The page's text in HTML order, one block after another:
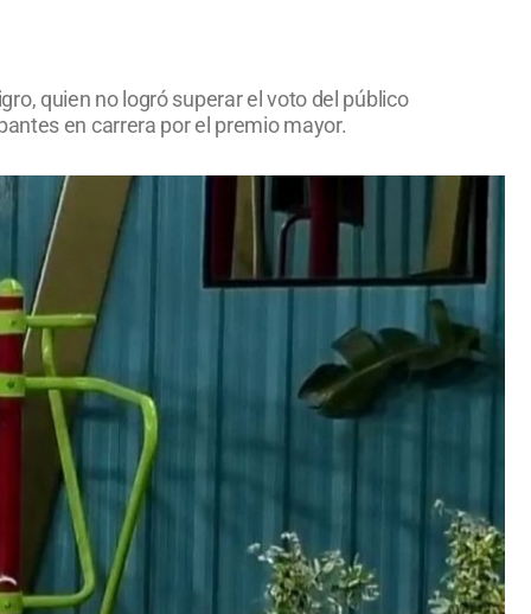
quien no logró superar el voto del público
en carrera por el premio mayor.